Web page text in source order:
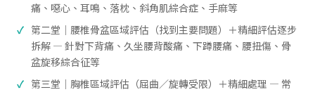
痛、噁心、耳鳴、落枕、斜角肌綜合症、手麻等
第二堂｜腰椎骨盆區域評估（找到主要問題）＋精細評估逐步
拆解 — 針對下背痛、久坐腰背酸痛、下蹲腰痛、腰扭傷、骨
盆旋移綜合征等
第三堂｜胸椎區域評估（屈曲／旋轉受限）＋精細處理 — 常